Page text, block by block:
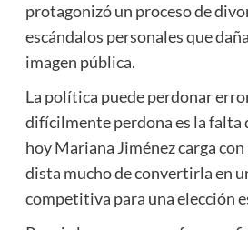
protagonizó un proceso de
escándalos personales que
imagen pública.
La política puede perdonar
difícilmente perdona es la falta
hoy Mariana Jiménez carga
dista mucho de convertirla en
competitiva para una elección